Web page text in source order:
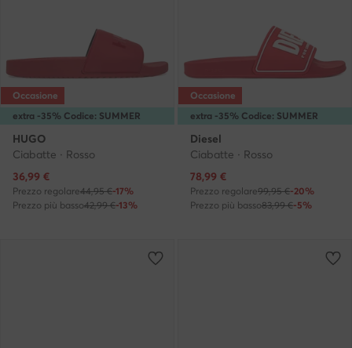
extra -35% Codice: SUMMER
Occasione
HUGO
Ciabatte · Rosso
Prezzo attuale
36,99 €
Prezzo regolare44,95 €-17%
Prezzo più basso42,99 €-13%
extra -35% Codice: SUMMER
Occasione
Diesel
Ciabatte · Rosso
Prezzo attuale
78,99 €
Prezzo regolare99,95 €-20%
Prezzo più basso83,99 €-5%